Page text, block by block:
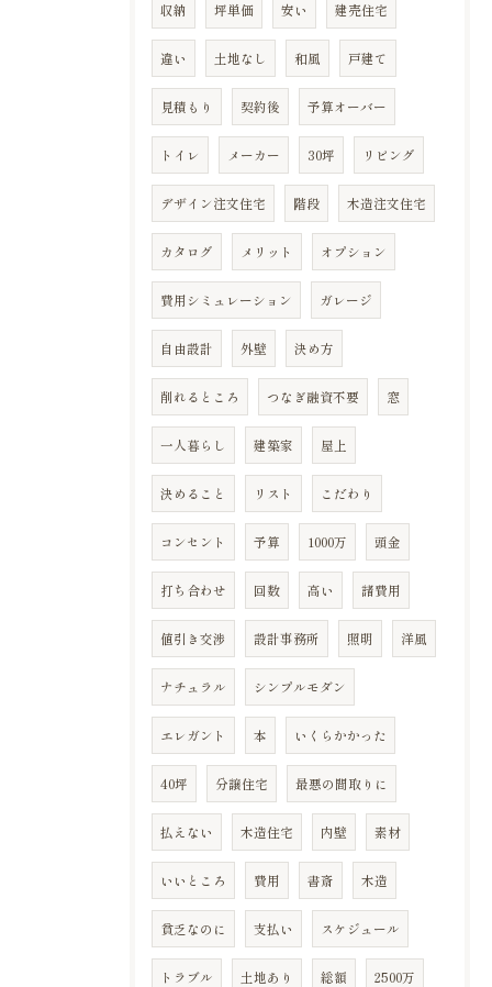
収納 坪単価 安い 建売住宅
違い 土地なし 和風 戸建て
見積もり 契約後 予算オーバー
トイレ メーカー 30坪 リビング
デザイン注文住宅 階段 木造注文住宅
カタログ メリット オプション
費用シミュレーション ガレージ
自由設計 外壁 決め方
削れるところ つなぎ融資不要 窓
一人暮らし 建築家 屋上
決めること リスト こだわり
コンセント 予算 1000万 頭金
打ち合わせ 回数 高い 諸費用
値引き交渉 設計事務所 照明 洋風
ナチュラル シンプルモダン
エレガント 本 いくらかかった
40坪 分譲住宅 最悪の間取りに
払えない 木造住宅 内壁 素材
いいところ 費用 書斎 木造
貧乏なのに 支払い スケジュール
トラブル 土地あり 総額 2500万